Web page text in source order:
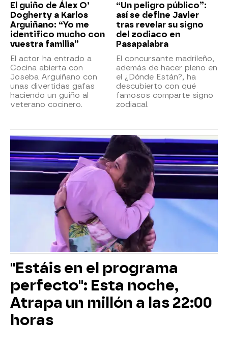
El guiño de Álex O’
Dogherty a Karlos
Arguiñano: “Yo me
identifico mucho con
vuestra familia”
El actor ha entrado a
Cocina abierta con
Joseba Arguiñano con
unas divertidas gafas
haciendo un guiño al
veterano cocinero.
“Un peligro público”:
así se define Javier
tras revelar su signo
del zodiaco en
Pasapalabra
El concursante madrileño,
además de hacer pleno en
el ¿Dónde Están?, ha
descubierto con qué
famosos comparte signo
zodiacal.
"Estáis en el programa
perfecto": Esta noche,
Atrapa un millón a las 22:00
horas